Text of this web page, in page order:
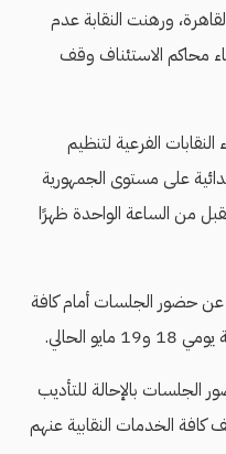
رمسيس بالقاهرة، ورهنت النقابة عدم
محاكم الاستئناف وقف
الفرعية لتنظيم
على مستوى الجمهورية
الجاري، و18 يونيو المقبل من الساعة الواحدة ظهرًا
عن حضور الجلسات أمام كافة
الحالي.
الجلسات بالإحالة للتأديب
الخدمات النقابية عنهم